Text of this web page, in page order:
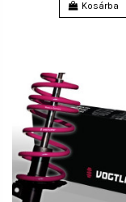
Kosárba